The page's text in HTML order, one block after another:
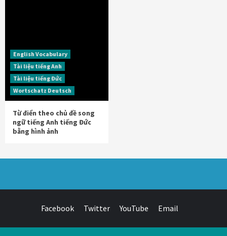
English Vocabulary
Tài liệu tiếng Anh
Tài liệu tiếng Đức
Wortschatz Deutsch
Từ điển theo chủ đề song
ngữ tiếng Anh tiếng Đức
bằng hình ảnh
Facebook Twitter YouTube Email